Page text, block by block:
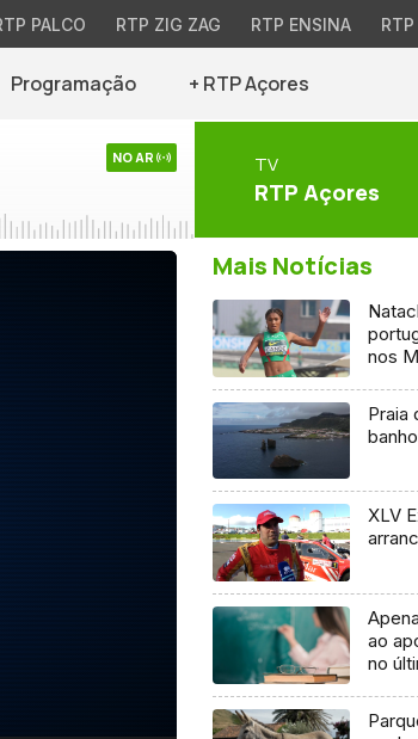
PALCO RTP ZIG ZAG RTP ENSINA
Programação + RTP Açores
NO AR TV
RTP Açores
Mais Notícias
nos
Praia
XLV
ao
no